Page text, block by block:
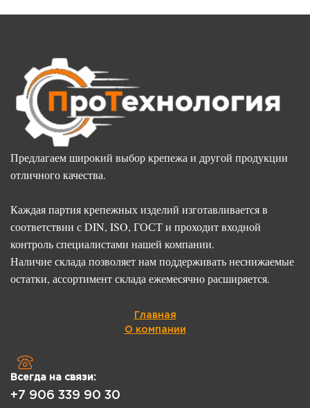
Предлагаем широкий выбор крепежа и другой продукции
отличного качества.
Каждая партия крепежных изделий изготавливается в
соответствии с DIN, ISO, ГОСТ и проходит входной
контроль специалистами нашей компании.
Наличие склада позволяет нам поддерживать неснижаемые
остатки, ассортимент склада ежемесячно расширяется.
Главная
О компании
Всегда на связи:
+7 906 339 90 30